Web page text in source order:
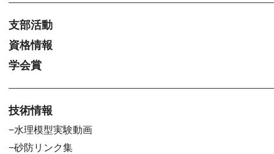
支部活動
資格情報
学会賞
技術情報
水理模型実験動画
砂防リンク集